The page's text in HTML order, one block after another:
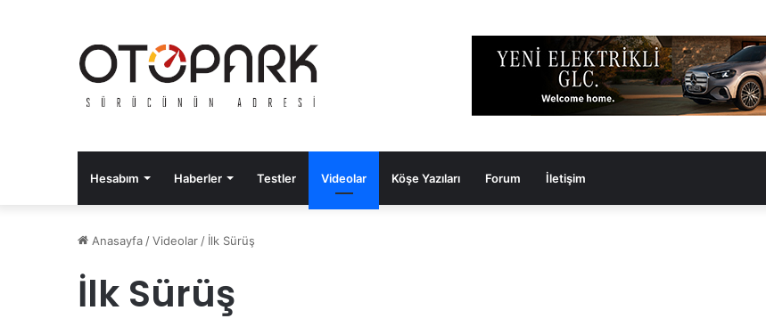
Hesabım Haberler Testler Videolar Köşe Yazıları Forum İletişim
Anasayfa /Videolar / İlk Sürüş
İlk Sürüş